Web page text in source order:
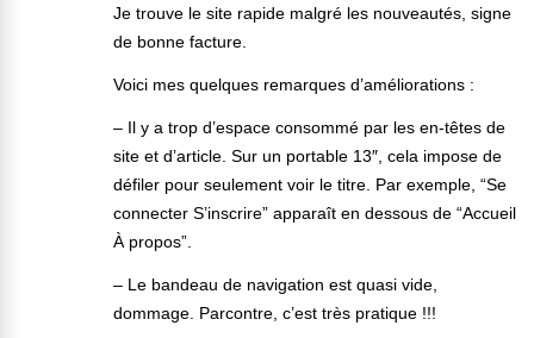
Je trouve le site rapide malgré les nouveautés, signe
de bonne facture.
Voici mes quelques remarques d’améliorations :
– Il y a trop d’espace consommé par les en-têtes de
site et d’article. Sur un portable 13″, cela impose de
défiler pour seulement voir le titre. Par exemple, “Se
connecter S’inscrire” apparaît en dessous de “Accueil
À propos”.
– Le bandeau de navigation est quasi vide,
dommage. Parcontre, c’est très pratique !!!